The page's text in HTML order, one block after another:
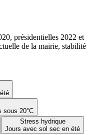
sous 20°C
Stress hydrique
Jours avec sol sec en été
présidentielles 2022 et
de la mairie, stabilité